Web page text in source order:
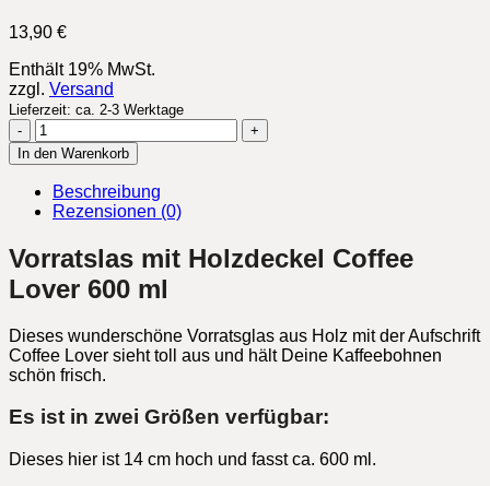
13,90 €
Enthält 19% MwSt.
zzgl. Versand
Lieferzeit: ca. 2-3 Werktage
Vorratsglas
Coffee
Lover
600
ml
Menge
In den Warenkorb
Beschreibung
Rezensionen (0)
Vorratslas mit Holzdeckel Coffee
Lover 600 ml
Dieses wunderschöne Vorratsglas aus Holz mit der Aufschrift
Coffee Lover sieht toll aus und hält Deine Kaffeebohnen
schön frisch.
Es ist in zwei Größen verfügbar:
Dieses hier ist 14 cm hoch und fasst ca. 600 ml.